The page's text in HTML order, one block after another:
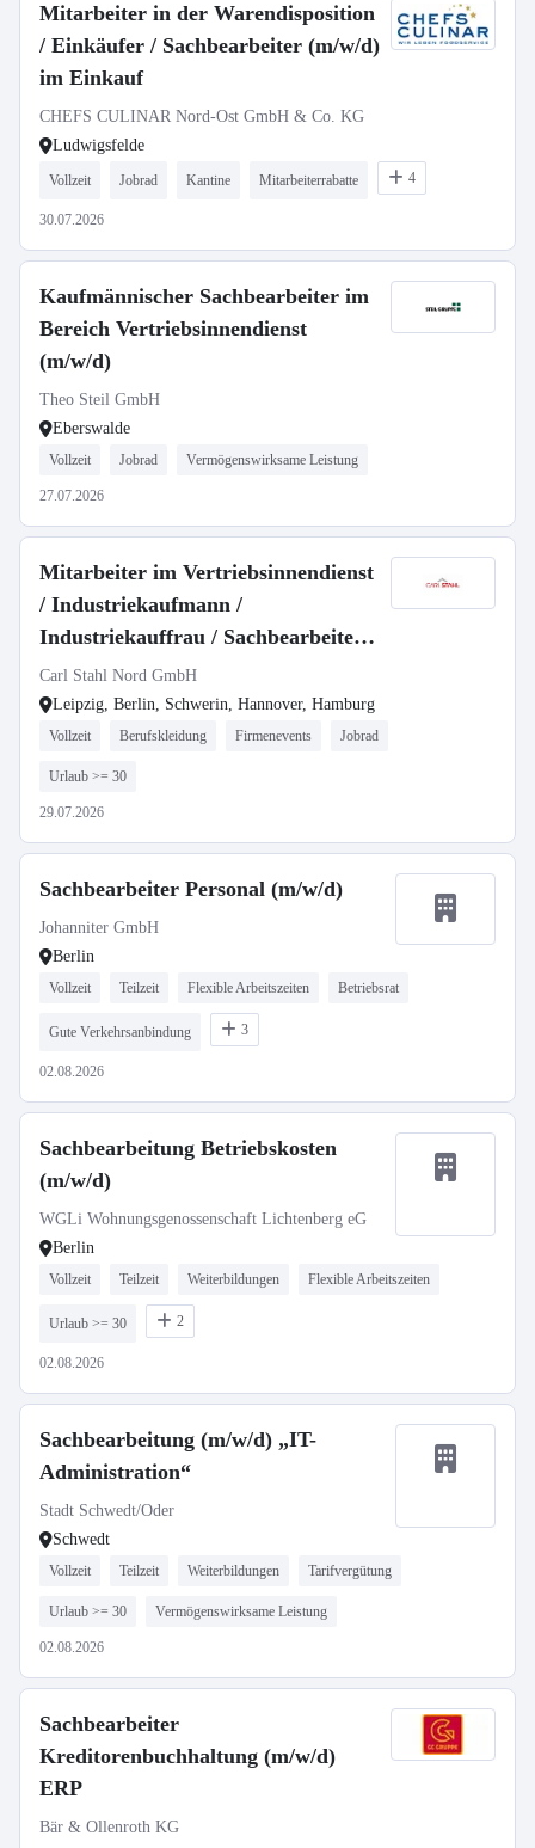
Mitarbeiter in der Warendisposition
/ Einkäufer / Sachbearbeiter (m/w/d)
im Einkauf
CHEFS CULINAR Nord-Ost GmbH & Co. KG
Ludwigsfelde
Vollzeit Jobrad Kantine Mitarbeiterrabatte 4
30.07.2026
Kaufmännischer Sachbearbeiter im
Bereich Vertriebsinnendienst
(m/w/d)
Theo Steil GmbH
Eberswalde
Vollzeit Jobrad Vermögenswirksame Leistung
27.07.2026
Mitarbeiter im Vertriebsinnendienst
/ Industriekaufmann /
Industriekauffrau / Sachbearbeiter
(m/w/d)
Carl Stahl Nord GmbH
Leipzig, Berlin, Schwerin, Hannover, Hamburg
Vollzeit Berufskleidung Firmenevents Jobrad
Urlaub >= 30
29.07.2026
Sachbearbeiter Personal (m/w/d)
Johanniter GmbH
Berlin
Vollzeit Teilzeit Flexible Arbeitszeiten Betriebsrat
Gute Verkehrsanbindung 3
02.08.2026
Sachbearbeitung Betriebskosten
(m/w/d)
WGLi Wohnungsgenossenschaft Lichtenberg eG
Berlin
Vollzeit Teilzeit Weiterbildungen Flexible Arbeitszeiten
Urlaub >= 30 2
02.08.2026
Sachbearbeitung (m/w/d) „IT-
Administration“
Stadt Schwedt/Oder
Schwedt
Vollzeit Teilzeit Weiterbildungen Tarifvergütung
Urlaub >= 30 Vermögenswirksame Leistung
02.08.2026
Sachbearbeiter
Kreditorenbuchhaltung (m/w/d)
ERP
Bär & Ollenroth KG